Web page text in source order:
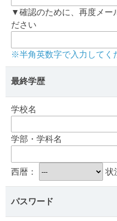
▼確認のために、再度メー
ださい
※半角英数字で入力してく
最終学歴
学校名
学部・学科名
西暦： 状
パスワード